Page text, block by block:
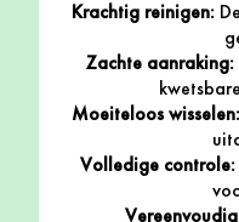
Krachtig reinigen:
Zachte aanraking:
Moeiteloos wisselen:
Volledige controle: